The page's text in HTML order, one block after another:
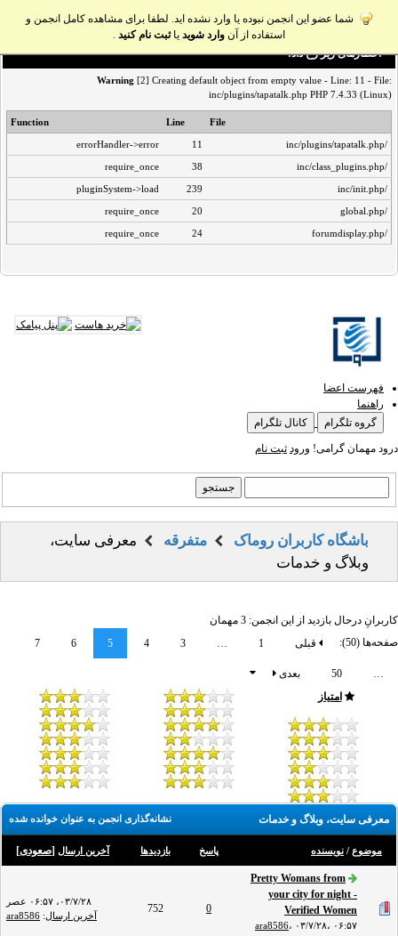
شما عضو این انجمن نبوده یا وارد نشده اید. لطفا برای مشاهده کامل انجمن و
استفاده از آن وارد شوید یاثبت نام کنید .
اخطار‌های زیر رخ داد:
Warning [2] Creating default object from empty value - Line: 11 - File:
inc/plugins/tapatalk.php PHP 7.4.33 (Linux)
File
Line
Function
/inc/plugins/tapatalk.php
11
errorHandler->error
/inc/class_plugins.php
38
require_once
/inc/init.php
239
pluginSystem->load
/global.php
20
require_once
/forumdisplay.php
24
require_once
فهرست اعضا
راهنما
گروه تلگرام
کانال تلگرام
درود مهمان گرامی! ورود ثبت نام
باشگاه کاربران روماک متفرقه
معرفی سایت،
وبلاگ و خدمات
کاربرانِ درحال بازدید از این انجمن: 3 مهمان
صفحه‌ها (50):
قبلی 1
…
3
4
5
6
7
…
50
بعدی
امتیاز
نشانه‌گذاری انجمن به عنوان خوانده شده معرفی سایت، وبلاگ و خدمات
موضوع / نویسنده پاسخ بازدید‌ها آخرین ارسال [صعودی]
Pretty Womans from
your city for night -
Verified Women
ara8586، ۰۳/۷/۲۸، ۰۶:۵۷
0
752
۰۳/۷/۲۸، ۰۶:۵۷ عصر
آخرین ارسال:
ara8586